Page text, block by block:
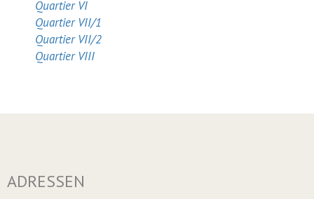
Quartier VI
Quartier VII/1
Quartier VII/2
Quartier VIII
ADRESSEN